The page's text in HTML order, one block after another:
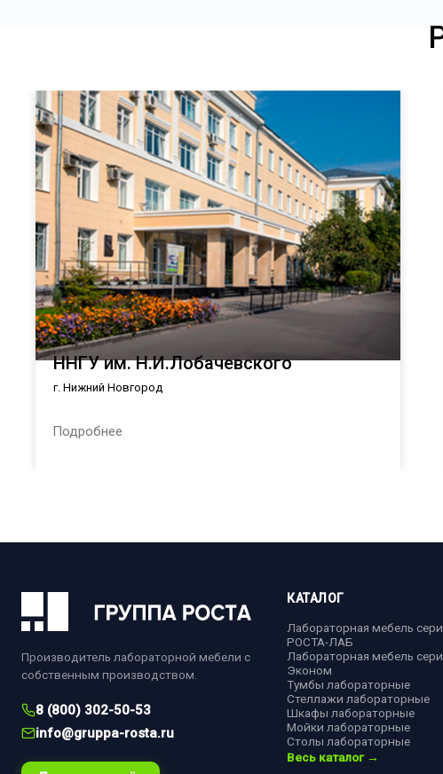
ННГУ им. Н.И.Лобачевского
г. Нижний Новгород
Подробнее
Производитель лабораторной мебели с
собственным производством.
8 (800) 302-50-53
info@gruppa-rosta.ru
КАТАЛОГ
Лабораторная мебель
РОСТА-ЛАБ
Лабораторная мебель
Эконом
Тумбы лабораторные
Стеллажи лабораторные
Шкафы лабораторные
Мойки лабораторные
Столы лабораторные
Весь каталог →